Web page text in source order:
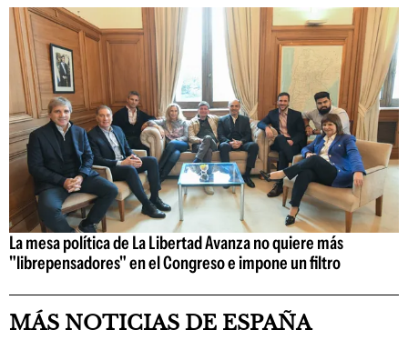
La mesa política de La Libertad Avanza no quiere más
"librepensadores" en el Congreso e impone un filtro
MÁS NOTICIAS DE ESPAÑA